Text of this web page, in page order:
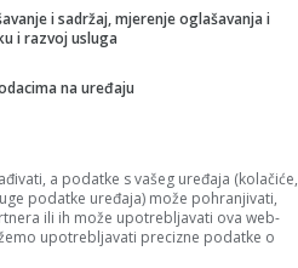
i sadržaj, mjerenje oglašavanja i
i razvoj usluga
na uređaju
a podatke s vašeg uređaja (kolačiće,
podatke uređaja) može pohranjivati,
ili ih može upotrebljavati ova web-
upotrebljavati precizne podatke o